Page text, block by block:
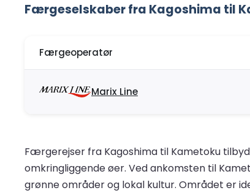
Færgeselskaber fra Kagoshima til
Færgeoperatør
Marix Line
Færgerejser fra Kagoshima til Kametoku
omkringliggende øer. Ved ankomsten til
grønne områder og lokal kultur. Området er